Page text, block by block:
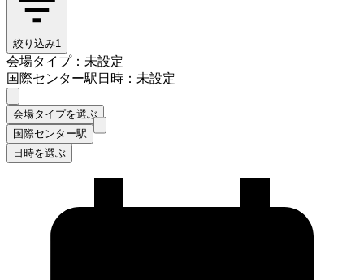
絞り込み1
会場タイプ：未設定
国際センター駅日時：未設定
会場タイプを選ぶ
国際センター駅
日時を選ぶ